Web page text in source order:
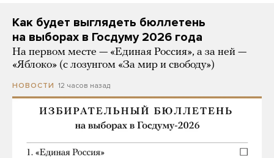
Как будет выглядеть бюллетень
на выборах в Госдуму 2026 года
На первом месте — «Единая Россия», а за ней —
«Яблоко» (с лозунгом «За мир и свободу»)
НОВОСТИ 12 часов назад